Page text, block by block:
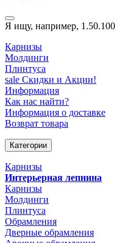
Я ищу, например, 1.50.100
Карнизы
Молдинги
Плинтуса
sale Скидки и Акции!
Информация
Как нас найти?
Информация о доставке
Возврат товара
Категории
Карнизы
Интерьерная лепнина
Карнизы
Молдинги
Плинтуса
Обрамления
Дверные обрамления